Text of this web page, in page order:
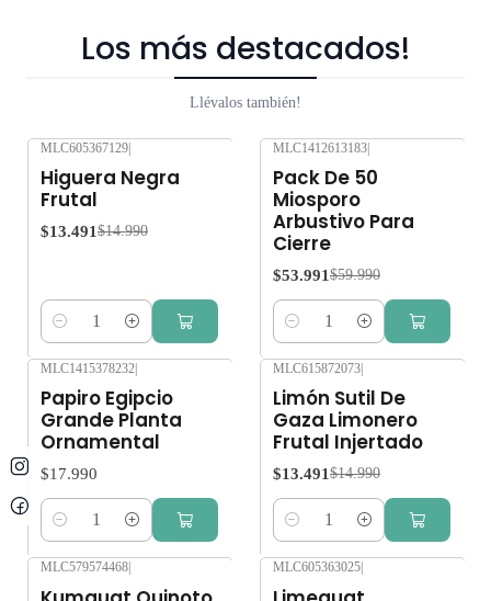
Los más destacados!
Llévalos también!
MLC605367129|
Higuera Negra
Frutal
$13.491 $14.990
Cantidad
MLC1412613183|
Pack De 50
Miosporo
Arbustivo Para
Cierre
$53.991 $59.990
Cantidad
MLC1415378232
Papiro Egipcio
Grande Planta
Ornamental
$17.990
Cantidad
MLC615872073
Limón Sutil De
Gaza Limonero
Frutal Injertado
$13.491$14.990
Cantidad
MLC579574468 MLC605363025